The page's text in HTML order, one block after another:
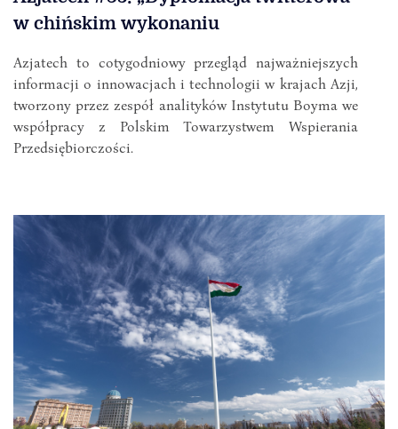
w chińskim wykonaniu
Azjatech to cotygodniowy przegląd najważniejszych
informacji o innowacjach i technologii w krajach Azji,
tworzony przez zespół analityków Instytutu Boyma we
współpracy z Polskim Towarzystwem Wspierania
Przedsiębiorczości.